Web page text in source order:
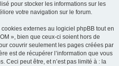
pour stocker les informations sur les
votre navigation sur le forum.
externes au logiciel phpBB tout en
», bien que ceux-ci soient hors de
couvrir seulement les pages créées par
est de récupérer l’information que vous
Ceci peut être, et n’est pas limité à : la